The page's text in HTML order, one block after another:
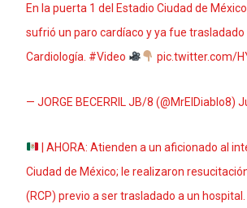
En la puerta 1 del Estadio Ciudad de
sufrió un paro cardíaco y ya fue trasladado
Cardiología. #Video pic.twitter.com/
— JORGE BECERRIL JB/8 (@MrElDiablo8)
| AHORA: Atienden a un aficionado al
Ciudad de México; le realizaron
(RCP) previo a ser trasladado a un hospital.